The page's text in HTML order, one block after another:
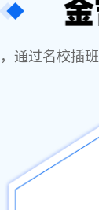
通过名校插